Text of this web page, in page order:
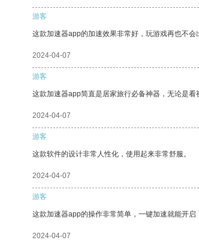
游客
这款加速器app的加速效果非常好，玩游戏再也不
2024-04-07
游客
这款加速器app简直是居家旅行必备神器，无论是
2024-04-07
游客
这款软件的设计非常人性化，使用起来非常舒服。
2024-04-07
游客
这款加速器app的操作非常简单，一键加速就能开启
2024-04-07